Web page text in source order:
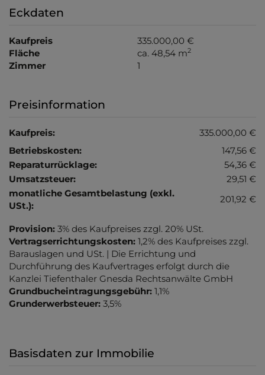
Eckdaten
Kaufpreis
335.000,00 €
Fläche
ca. 48,54 m2
Zimmer 1
Preisinformation
Kaufpreis:
335.000,00 €
Betriebskosten:
147,56 €
Reparaturrücklage:
54,36 €
Umsatzsteuer:
29,51 €
monatliche Gesamtbelastung (exkl.
USt.):
201,92 €
Provision: 3% des Kaufpreises zzgl. 20% USt.
Vertragserrichtungskosten: 1,2% des Kaufpreises zzgl.
Barauslagen und USt. | Die Errichtung und
Durchführung des Kaufvertrages erfolgt durch die
Kanzlei Tiefenthaler Gnesda Rechtsanwälte GmbH
Grundbucheintragungsgebühr: 1,1%
Grunderwerbsteuer: 3,5%
Basisdaten zur Immobilie